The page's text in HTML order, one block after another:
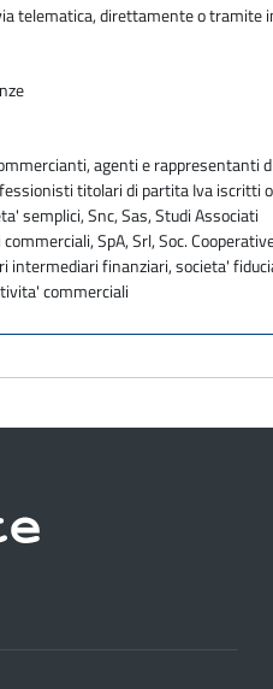
telematica, direttamente o tramite
agenti e rappresentanti
titolari di partita Iva iscritti
semplici, Snc, Sas, Studi Associati
SpA, Srl, Soc.
intermediari finanziari, societa'
commerciali